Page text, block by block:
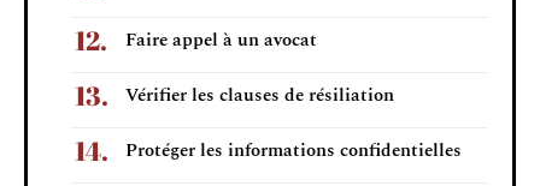
Faire appel à un avocat
Vérifier les clauses de résiliation
Protéger les informations confidentielles